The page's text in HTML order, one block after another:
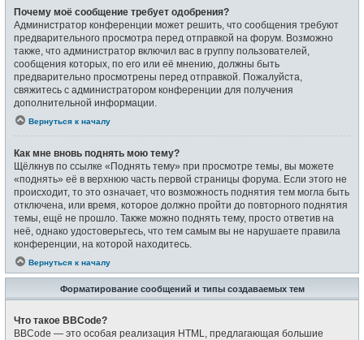
Почему моё сообщение требует одобрения?
Администратор конференции может решить, что сообщения требуют
предварительного просмотра перед отправкой на форум. Возможно
также, что администратор включил вас в группу пользователей,
сообщения которых, по его или её мнению, должны быть
предварительно просмотрены перед отправкой. Пожалуйста,
свяжитесь с администратором конференции для получения
дополнительной информации.
Вернуться к началу
Как мне вновь поднять мою тему?
Щёлкнув по ссылке «Поднять тему» при просмотре темы, вы можете
«поднять» её в верхнюю часть первой страницы форума. Если этого не
происходит, то это означает, что возможность поднятия тем могла быть
отключена, или время, которое должно пройти до повторного поднятия
темы, ещё не прошло. Также можно поднять тему, просто ответив на
неё, однако удостоверьтесь, что тем самым вы не нарушаете правила
конференции, на которой находитесь.
Вернуться к началу
Форматирование сообщений и типы создаваемых тем
Что такое BBCode?
BBCode — это особая реализация HTML, предлагающая большие